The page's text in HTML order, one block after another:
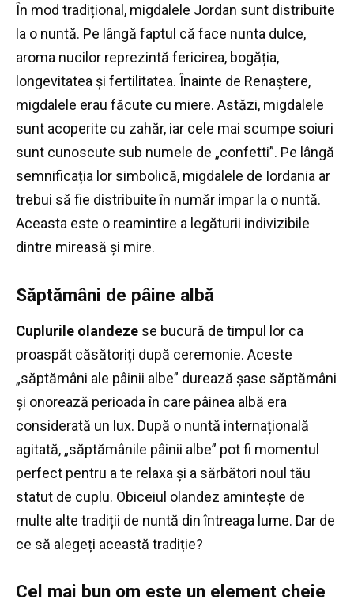
În mod tradițional, migdalele Jordan sunt distribuite
la o nuntă. Pe lângă faptul că face nunta dulce,
aroma nucilor reprezintă fericirea, bogăția,
longevitatea și fertilitatea. Înainte de Renaștere,
migdalele erau făcute cu miere. Astăzi, migdalele
sunt acoperite cu zahăr, iar cele mai scumpe soiuri
sunt cunoscute sub numele de „confetti”. Pe lângă
semnificația lor simbolică, migdalele de Iordania ar
trebui să fie distribuite în număr impar la o nuntă.
Aceasta este o reamintire a legăturii indivizibile
dintre mireasă și mire.
Săptămâni de pâine albă
Cuplurile olandeze se bucură de timpul lor ca
proaspăt căsătoriți după ceremonie. Aceste
„săptămâni ale pâinii albe” durează șase săptămâni
și onorează perioada în care pâinea albă era
considerată un lux. După o nuntă internațională
agitată, „săptămânile pâinii albe” pot fi momentul
perfect pentru a te relaxa și a sărbători noul tău
statut de cuplu. Obiceiul olandez amintește de
multe alte tradiții de nuntă din întreaga lume. Dar de
ce să alegeți această tradiție?
Cel mai bun om este un element cheie